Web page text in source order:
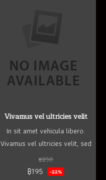
Vivamus vel ultricies velit
In sit amet vehicula libero.
Vivamus vel ultricies velit, sed
fringilla elit.
฿250
฿195 -22%